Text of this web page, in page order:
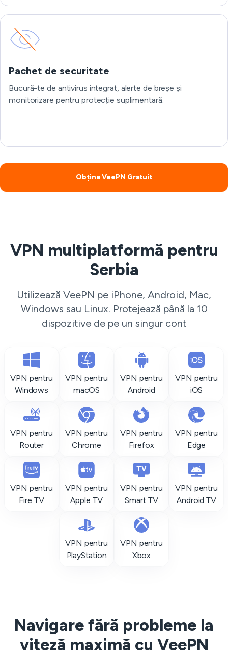
Pachet de securitate
Bucură-te de antivirus integrat, alerte de breșe și
monitorizare pentru protecție suplimentară.
Obține VeePN Gratuit
VPN multiplatformă pentru
Serbia
Utilizează VeePN pe iPhone, Android, Mac,
Windows sau Linux. Protejează până la 10
dispozitive de pe un singur cont
VPN pentru
Windows
VPN pentru
macOS
VPN pentru
Android
VPN pentru
iOS
VPN pentru
Router
VPN pentru
Chrome
VPN pentru
Firefox
VPN pentru
Edge
VPN pentru
Fire TV
VPN pentru
Apple TV
VPN pentru
Smart TV
VPN pentru
Android TV
VPN pentru
PlayStation
VPN pentru
Xbox
Navigare fără probleme la
viteză maximă cu VeePN